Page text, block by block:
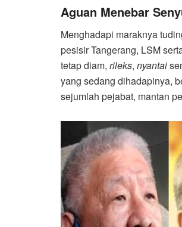
Aguan Menebar
Menghadapi maraknya
pesisir Tangerang, LSM
tetap diam, rileks, nyantai
yang sedang dihadapinya,
sejumlah pejabat, mantan